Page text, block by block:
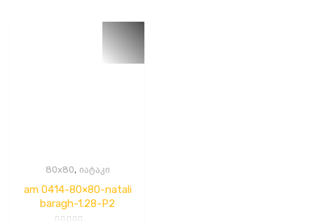
80x80, იატაკი
am 0414-80×80-natali
baragh-1.28-P2